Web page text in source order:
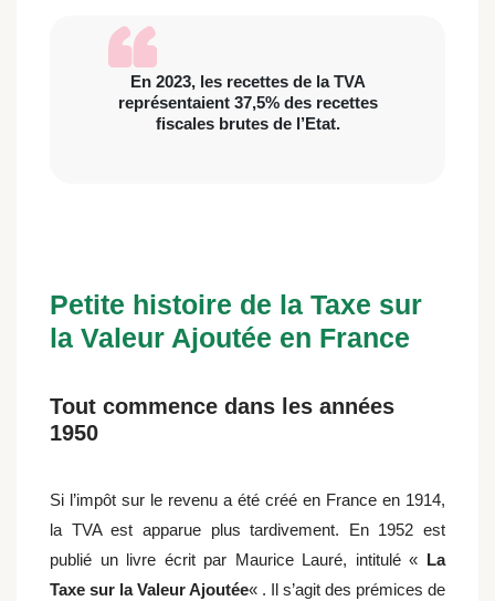
En 2023, les recettes de la TVA
représentaient 37,5% des recettes
fiscales brutes de l’Etat.
Petite histoire de la Taxe sur
la Valeur Ajoutée en France
Tout commence dans les années
1950
Si l’impôt sur le revenu a été créé en France en 1914,
la TVA est apparue plus tardivement. En 1952 est
publié un livre écrit par Maurice Lauré, intitulé « La
Taxe sur la Valeur Ajoutée« . Il s’agit des prémices de